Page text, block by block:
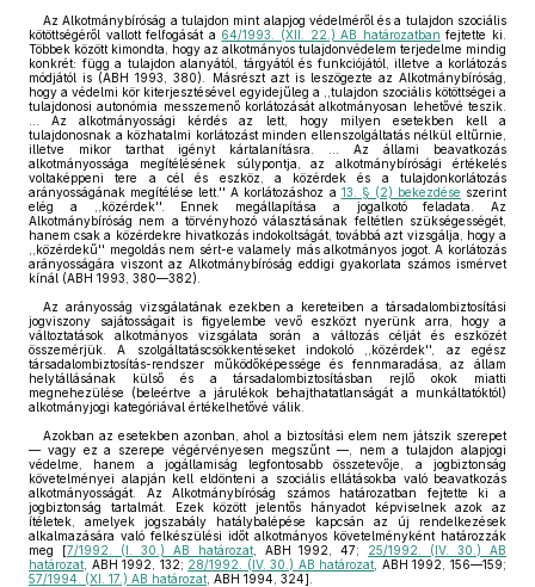
Az Alkotmánybíróság a tulajdon mint alapjog védelméről és a tulajdon szociális
kötöttségéről vallott felfogását a 64/1993. (XII. 22.) AB határozatban fejtette ki.
Többek között kimondta, hogy az alkotmányos tulajdonvédelem terjedelme mindig
konkrét: függ a tulajdon alanyától, tárgyától és funkciójától, illetve a korlátozás
módjától is (ABH 1993, 380). Másrészt azt is leszögezte az Alkotmánybíróság,
hogy a védelmi kör kiterjesztésével egyidejűleg a ,,tulajdon szociális kötöttségei a
tulajdonosi autonómia messzemenő korlátozását alkotmányosan lehetővé teszik.
… Az alkotmányossági kérdés az lett, hogy milyen esetekben kell a
tulajdonosnak a közhatalmi korlátozást minden ellenszolgáltatás nélkül eltűrnie,
illetve mikor tarthat igényt kártalanításra. … Az állami beavatkozás
alkotmányossága megítélésének súlypontja, az alkotmánybírósági értékelés
voltaképpeni tere a cél és eszköz, a közérdek és a tulajdonkorlátozás
arányosságának megítélése lett.'' A korlátozáshoz a 13. § (2) bekezdése szerint
elég a ,,közérdek''. Ennek megállapítása a jogalkotó feladata. Az
Alkotmánybíróság nem a törvényhozó választásának feltétlen szükségességét,
hanem csak a közérdekre hivatkozás indokoltságát, továbbá azt vizsgálja, hogy a
,,közérdekű'' megoldás nem sért-e valamely más alkotmányos jogot. A korlátozás
arányosságára viszont az Alkotmánybíróság eddigi gyakorlata számos ismérvet
kínál (ABH 1993, 380—382).
Az arányosság vizsgálatának ezekben a kereteiben a társadalombiztosítási
jogviszony sajátosságait is figyelembe vevő eszközt nyerünk arra, hogy a
változtatások alkotmányos vizsgálata során a változás célját és eszközét
összemérjük. A szolgáltatáscsökkentéseket indokoló ,,közérdek'', az egész
társadalombiztosítás-rendszer működőképessége és fennmaradása, az állam
helytállásának külső és a társadalombiztosításban rejlő okok miatti
megnehezülése (beleértve a járulékok behajthatatlanságát a munkáltatóktól)
alkotmányjogi kategóriával értékelhetővé válik.
Azokban az esetekben azonban, ahol a biztosítási elem nem játszik szerepet
— vagy ez a szerepe végérvényesen megszűnt —, nem a tulajdon alapjogi
védelme, hanem a jogállamiság legfontosabb összetevője, a jogbiztonság
követelményei alapján kell eldönteni a szociális ellátásokba való beavatkozás
alkotmányosságát. Az Alkotmánybíróság számos határozatban fejtette ki a
jogbiztonság tartalmát. Ezek között jelentős hányadot képviselnek azok az
ítéletek, amelyek jogszabály hatálybalépése kapcsán az új rendelkezések
alkalmazására való felkészülési időt alkotmányos követelményként határozzák
meg [7/1992. (I. 30.) AB határozat, ABH 1992, 47; 25/1992. (IV. 30.) AB
határozat , ABH 1992, 132; 28/1992. (IV. 30.) AB határozat , ABH 1992, 156—159;
57/1994. (XI. 17.) AB határozat , ABH 1994, 324].